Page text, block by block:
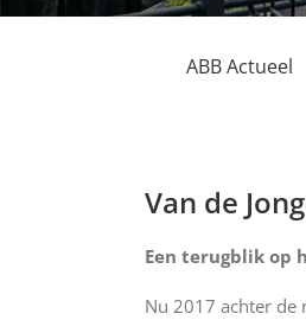
ABB Actueel
Van de
Een terugblik op
Nu 2017 achter de